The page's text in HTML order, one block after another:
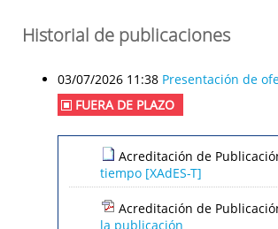
Historial de publicaciones
03/07/2026 11:38 Presentación de
FUERA DE PLAZO
Acreditación de
tiempo [XAdES-T]
Acreditación de
la publicación